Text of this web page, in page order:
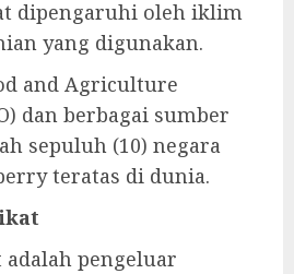
dipengaruhi oleh iklim
yang digunakan.
and Agriculture
dan berbagai sumber
sepuluh (10) negara
teratas di dunia.
pengeluar